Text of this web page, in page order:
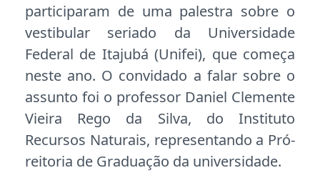
participaram de uma palestra sobre o
vestibular seriado da Universidade
Federal de Itajubá (Unifei), que começa
neste ano. O convidado a falar sobre o
assunto foi o professor Daniel Clemente
Vieira Rego da Silva, do Instituto
Recursos Naturais, representando a Pró-
reitoria de Graduação da universidade.